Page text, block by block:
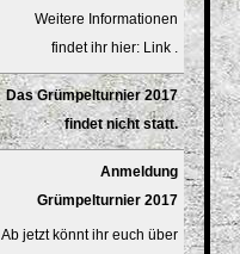
Weitere Informationen
findet ihr hier: Link .
Das Grümpelturnier 2017
findet nicht statt.
Anmeldung
Grümpelturnier 2017
Ab jetzt könnt ihr euch über